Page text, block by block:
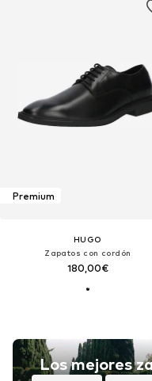
Premium
HUGO
Zapatos con cordón
180,00€
Los mejores